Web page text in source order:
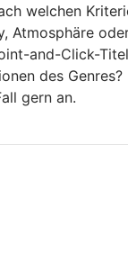
welchen
Atmosphäre
and-Click-
des Genres?
gern an.